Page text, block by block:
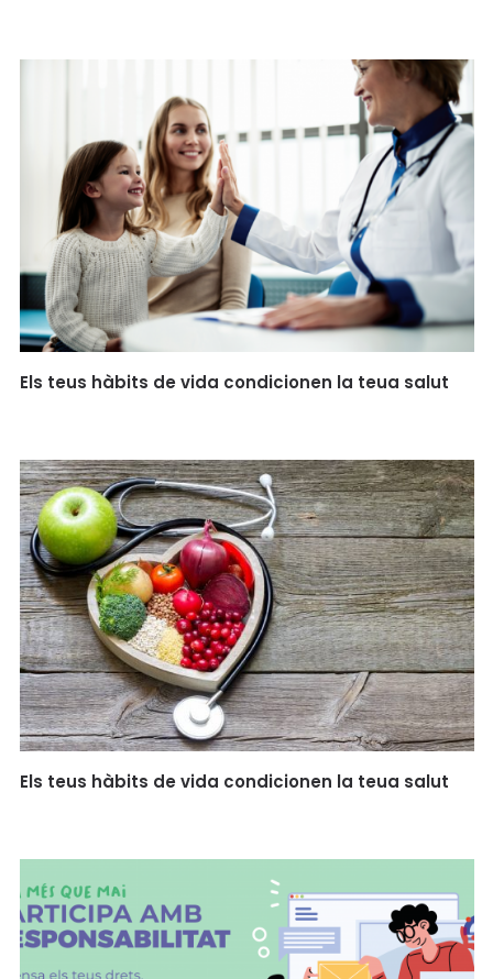
Els teus hàbits de vida condicionen la teua salut
Els teus hàbits de vida condicionen la teua salut